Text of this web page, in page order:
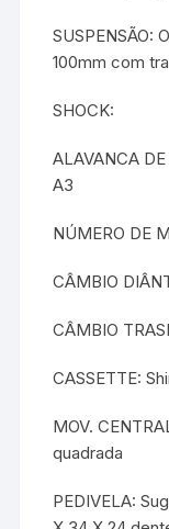
SUSPENSÃO:
100mm com
SHOCK: 
ALAVANCA
A3
NÚMERO DE
CÂMBIO
CÂMBIO
CASSETTE:
MOV.
quadrada
PEDIVELA: